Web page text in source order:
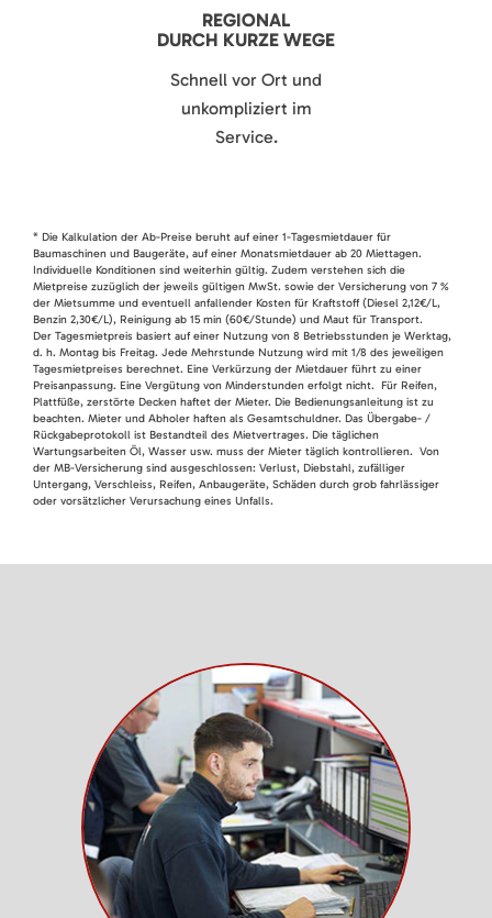
REGIONAL
DURCH KURZE WEGE
Schnell vor Ort und
unkompliziert im
Service.
* Die Kalkulation der Ab-Preise beruht auf einer 1-Tagesmietdauer für
Baumaschinen und Baugeräte, auf einer Monatsmietdauer ab 20 Miettagen.
Individuelle Konditionen sind weiterhin gültig. Zudem verstehen sich die
Mietpreise zuzüglich der jeweils gültigen MwSt. sowie der Versicherung von 7 %
der Mietsumme und eventuell anfallender Kosten für Kraftstoff (Diesel 2,12€/L,
Benzin 2,30€/L), Reinigung ab 15 min (60€/Stunde) und Maut für Transport.
Der Tagesmietpreis basiert auf einer Nutzung von 8 Betriebsstunden je Werktag,
d. h. Montag bis Freitag. Jede Mehrstunde Nutzung wird mit 1/8 des jeweiligen
Tagesmietpreises berechnet. Eine Verkürzung der Mietdauer führt zu einer
Preisanpassung. Eine Vergütung von Minderstunden erfolgt nicht. Für Reifen,
Plattfüße, zerstörte Decken haftet der Mieter. Die Bedienungsanleitung ist zu
beachten. Mieter und Abholer haften als Gesamtschuldner. Das Übergabe- /
Rückgabeprotokoll ist Bestandteil des Mietvertrages. Die täglichen
Wartungsarbeiten Öl, Wasser usw. muss der Mieter täglich kontrollieren. Von
der MB-Versicherung sind ausgeschlossen: Verlust, Diebstahl, zufälliger
Untergang, Verschleiss, Reifen, Anbaugeräte, Schäden durch grob fahrlässiger
oder vorsätzlicher Verursachung eines Unfalls.